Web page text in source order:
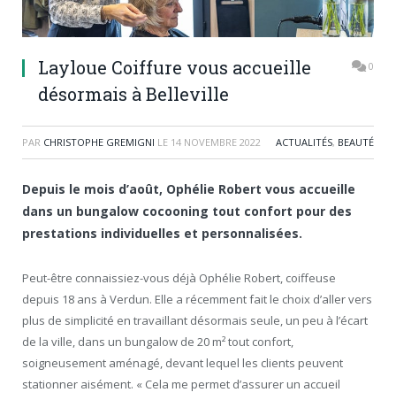
Layloue Coiffure vous accueille
désormais à Belleville
0
PAR CHRISTOPHE GREMIGNI LE 14 NOVEMBRE 2022 ACTUALITÉS, BEAUTÉ
Depuis le mois d’août, Ophélie Robert vous accueille
dans un bungalow cocooning tout confort pour des
prestations individuelles et personnalisées.
Peut-être connaissiez-vous déjà Ophélie Robert, coiffeuse
depuis 18 ans à Verdun. Elle a récemment fait le choix d’aller vers
plus de simplicité en travaillant désormais seule, un peu à l’écart
de la ville, dans un bungalow de 20 m² tout confort,
soigneusement aménagé, devant lequel les clients peuvent
stationner aisément. « Cela me permet d’assurer un accueil